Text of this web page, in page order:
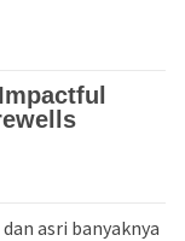
asri banyaknya